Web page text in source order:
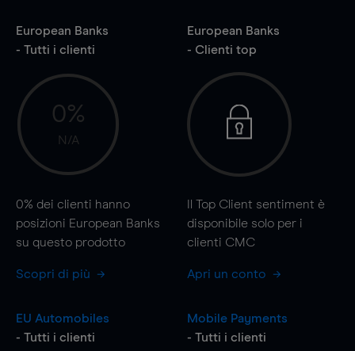
European Banks
- Tutti i clienti
0%
N/A
0% dei clienti hanno
posizioni European Banks
su questo prodotto
Scopri di più
European Banks
- Clienti top
Il Top Client sentiment è
disponibile solo per i
clienti CMC
Apri un conto
EU Automobiles
- Tutti i clienti
Mobile Payments
- Tutti i clienti